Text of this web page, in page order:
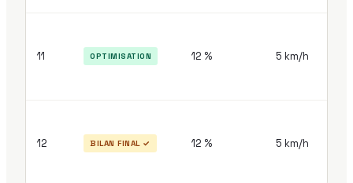
11 OPTIMISATION 12 % 5 km/h
12 BILAN FINAL ✓ 12 % 5 km/h